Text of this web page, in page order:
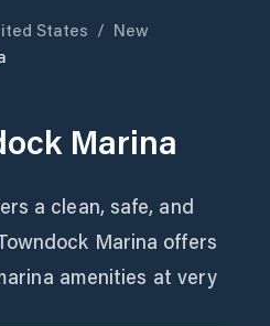
States / New
Marina
a clean, safe, and
Marina offers
amenities at very